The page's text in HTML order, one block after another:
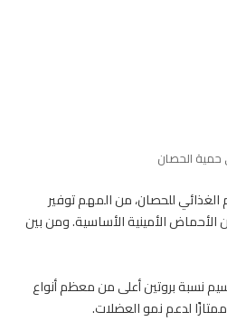
حمية الحصان
الغذائي للحصان، من المهم توفير
الأمينية الأساسية. ومن بين
نسبة بروتين أعلى من معظم أنواع
ممتازًا لدعم نمو العضلات.